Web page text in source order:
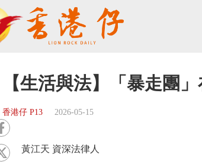
【生活與法】「暴走團
香港仔 P13 2026-05-15
黃江天 資深法律人